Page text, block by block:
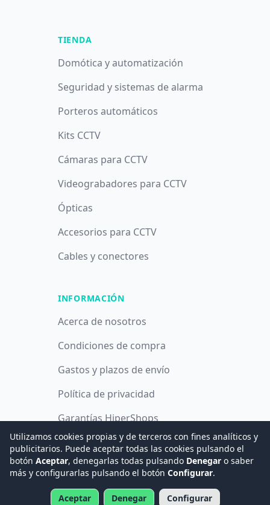
TIENDA
Domótica y automatización
Seguridad y sistemas de alarma
Porteros automáticos
Kits CCTV
Cámaras para CCTV
Videograbadores para CCTV
Ópticas
Accesorios para CCTV
Cables y conectores
INFORMACIÓN
Acerca de nosotros
Condiciones de compra
Gastos y plazos de envío
Política de privacidad
Garantías HiperShops
Política de cookies
© 2008 -2026Hogar Digital e Inmótica Ingenieros, S.L.
Utilizamos cookies propias y de terceros con fines analíticos y
publicitarios. Puede aceptar todas las cookies pulsando el
botón Aceptar, denegarlas todas pulsando Denegar o saber
más y configurarlas pulsando el botón Configurar.
Aceptar Denegar Configurar